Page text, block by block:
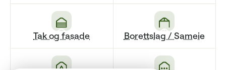
Tak og fasade Borettslag / Sameie